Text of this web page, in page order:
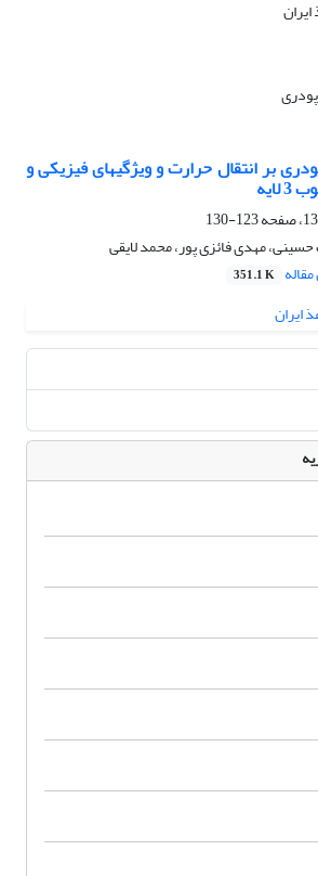
بر انتقال حرارت و ویژگی‏های فیزیکی و
123-130
مهدی فائزی پور، محمد لایقی
351.1 K